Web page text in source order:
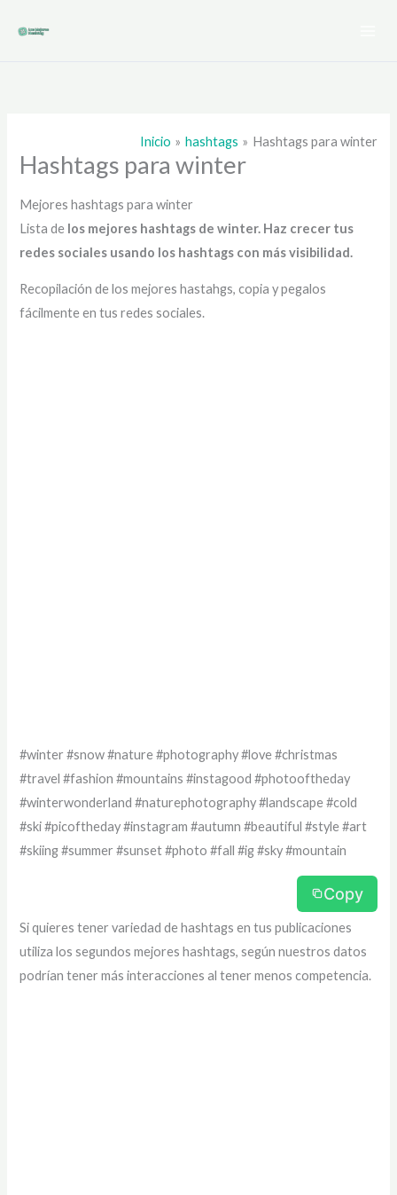
Inicio hashtags Hashtags para winter
Hashtags para winter
Mejores hashtags para winter
Lista de los mejores hashtags de winter. Haz crecer tus
redes sociales usando los hashtags con más visibilidad.
Recopilación de los mejores hastahgs, copia y pegalos
fácilmente en tus redes sociales.
#winter #snow #nature #photography #love #christmas
#travel #fashion #mountains #instagood #photooftheday
#winterwonderland #naturephotography #landscape #cold
#ski #picoftheday #instagram #autumn #beautiful #style #art
#skiing #summer #sunset #photo #fall #ig #sky #mountain
Copy
Si quieres tener variedad de hashtags en tus publicaciones
utiliza los segundos mejores hashtags, según nuestros datos
podrían tener más interacciones al tener menos competencia.